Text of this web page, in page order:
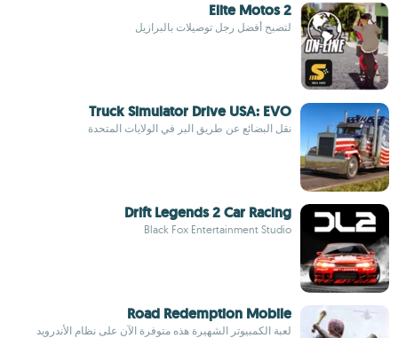
Elite Motos 2
لتصبح أفضل رجل توصيلات بالبرازيل
Truck Simulator Drive USA: EVO
نقل البضائع عن طريق البر في الولايات المتحدة
Drift Legends 2 Car Racing
Black Fox Entertainment Studio
Road Redemption Mobile
لعبة الكمبيوتر الشهيرة هذه متوفرة الآن على نظام الأندرويد